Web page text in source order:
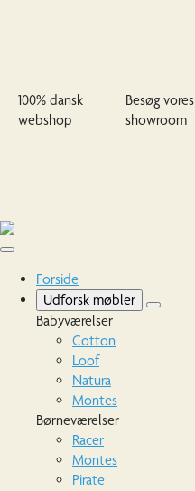
100% dansk
webshop
Besøg vores
showroom
Forside
Udforsk møbler
Babyværelser
Cotton
Loof
Natura
Montes
Børneværelser
Racer
Montes
Pirate